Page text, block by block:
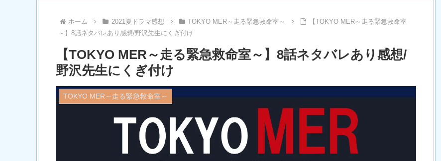
ホーム 2021夏ドラマ感想 TOKYO MER～走る緊急救命室～
【TOKYO MER～走る緊急救命室
～】8話ネタバレあり感想/野沢先生にくぎ付け
【TOKYO MER～走る緊急救命室～】8話ネタバレあり感想/
野沢先生にくぎ付け
TOKYO MER～走る緊急救命室～